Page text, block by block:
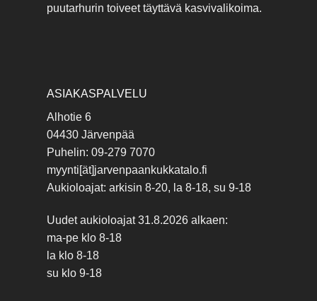
puutarhurin toiveet täyttävä kasvivalikoima.
ASIAKASPALVELU
Alhotie 6
04430 Järvenpää
Puhelin: 09-279 7070
myynti[ät]jarvenpaankukkatalo.fi
Aukioloajat: arkisin 8-20, la 8-18, su 9-18
Uudet aukioloajat 31.8.2026 alkaen:
ma-pe klo 8-18
la klo 8-18
su klo 9-18